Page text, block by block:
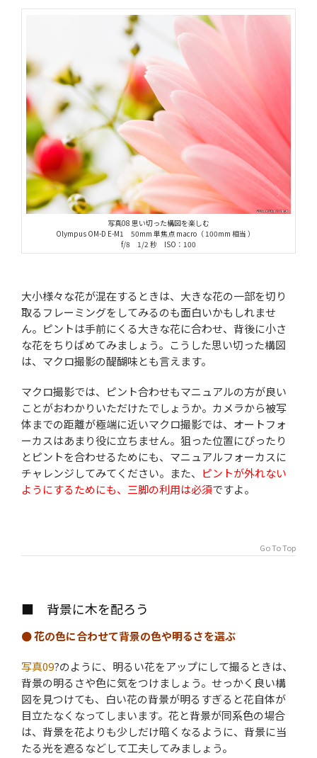
写真08 思い切った構図を楽しむ
Olympus OM-D E-M1 50mm 単焦点 macro（ 100mm 相当 ）
f/8 1/2 秒 ISO：100
大小様々な花が混在するときは、大きな花の一部を切り
取るフレーミングをしてみるのも面白いかもしれませ
ん。ピントは手前にくる大きな花に合わせ、背後に小さ
な花をちりばめてみましょう。こうした思い切った構図
は、マクロ撮影の醍醐味とも言えます。
マクロ撮影では、ピント合わせもマニュアルの方が良い
ことがおわかりいただけたでしょうか。カメラから被写
体までの距離が極端に近いマクロ撮影では、オートフォ
ーカスはあまり役に立ちません。狙った位置にぴったり
とピントを合わせるためにも、マニュアルフォーカスに
チャレンジしてみてください。また、 ピントが外れない
ようにするためにも、三脚の利用は必須ですよ。
Go To Top
■ 背景に木を配ろう
● 花の色に合わせて背景の色や明るさを選ぶ
写真09?のように、明るい花をアップにして撮るときは、
背景の明るさや色に気をつけましょう。せっかく良い構
図を見つけても、白い花の背景が明るすぎると花自体が
目立たなくなってしまいます。花と背景が同系色の場合
は、背景を花よりも少しだけ暗くなるように、背景に当
たる光を遮るなどして工夫してみましょう。